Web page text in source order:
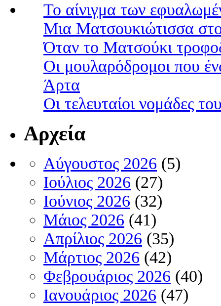
Το αίνιγμα των
Μια Ματσουκιώτισσα
Όταν το Ματσούκι
Οι μουλαρόδρομοι που
Άρτα
Οι τελευταίοι νομάδες
Αρχεία
Αύγουστος 2026 (5)
Ιούλιος 2026 (27)
Ιούνιος 2026 (32)
Μάιος 2026 (41)
Απρίλιος 2026 (35)
Μάρτιος 2026 (42)
Φεβρουάριος 2026 (40)
Ιανουάριος 2026 (47)